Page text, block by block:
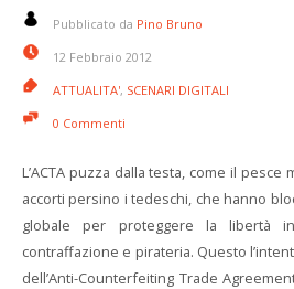
Pubblicato da Pino Bruno
12 Febbraio 2012
ATTUALITA', SCENARI DIGITALI
0 Commenti
L’ACTA puzza dalla testa, come il
accorti persino i tedeschi, che hanno
globale per proteggere la libertà
contraffazione e pirateria. Questo
dell’Anti-Counterfeiting Trade